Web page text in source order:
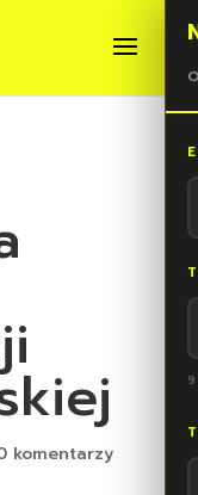
komentarzy